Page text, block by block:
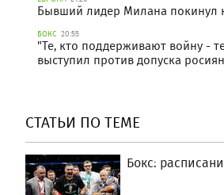
Бывший лидер Милана покинул
БОКС 20:55
"Те, кто поддерживают войну -
выступил против допуска
СТАТЬИ ПО ТЕМЕ
Бокс: